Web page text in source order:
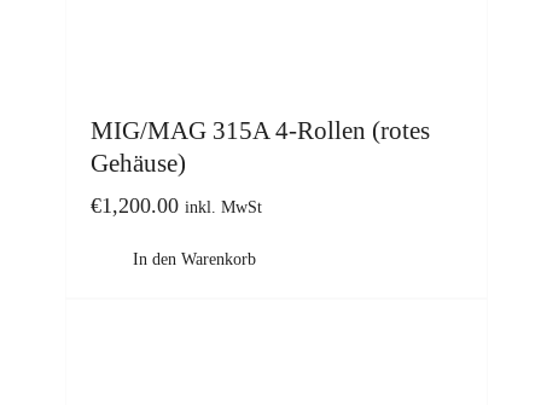
MIG/MAG 315A 4-Rollen (rotes
Gehäuse)
€1,200.00 inkl. MwSt
In den Warenkorb